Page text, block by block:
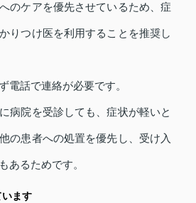
のケアを優先させているため、症
りつけ医を利用することを推奨し
電話で連絡が必要です。
病院を受診しても、症状が軽いと
の患者への処置を優先し、受け入
あるためです。
ます